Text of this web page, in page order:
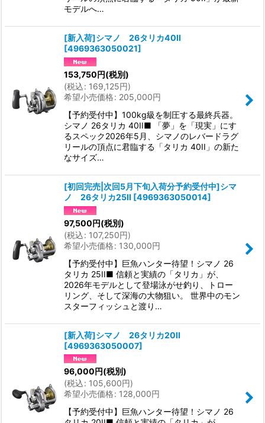
モデルへ…
[新入荷]シマノ 26タリカ40II
[4969363050021]
153,750円(税別)
(税込: 169,125円)
希望小売価格: 205,000円
【予約受付中】100kg級を制圧する最終兵器。
シマノ 26タリカ 40II■ 「夢」を「現実」にす
るスペック2026年5月、シマノのレバードラグ
リールの頂点に君臨する「タリカ 40II」の新た
なサイズ…
[初回完売|次回5月下旬入荷分予約受付中]シマ
ノ 26タリカ25II [4969363050014]
97,500円(税別)
(税込: 107,250円)
希望小売価格: 130,000円
【予約受付中】巨魚ハンター待望！シマノ 26
タリカ 25II■ 信頼と実績の「タリカ」が、
2026年モデルとして登場泳がせ釣り、トロー
リング、そして深海の大物狙い。 世界中のモン
スターフィッシュと渡り…
[新入荷]シマノ 26タリカ20II
[4969363050007]
96,000円(税別)
(税込: 105,600円)
希望小売価格: 128,000円
【予約受付中】巨魚ハンター待望！シマノ 26